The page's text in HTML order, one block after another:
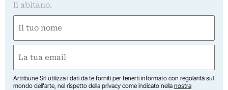
li abitano.
(Obbligatorio)
Nome
(Obbligatorio)
Artribune Srl utilizza i dati da te forniti per tenerti informato con regolarità sul
mondo dell'arte, nel rispetto della privacy come indicato nella nostra